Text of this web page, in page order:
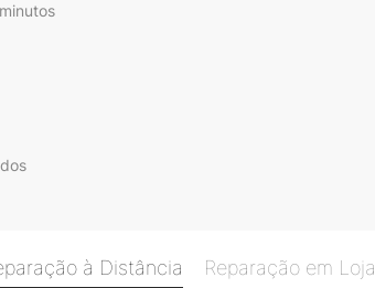
à Distância Reparação em Loja